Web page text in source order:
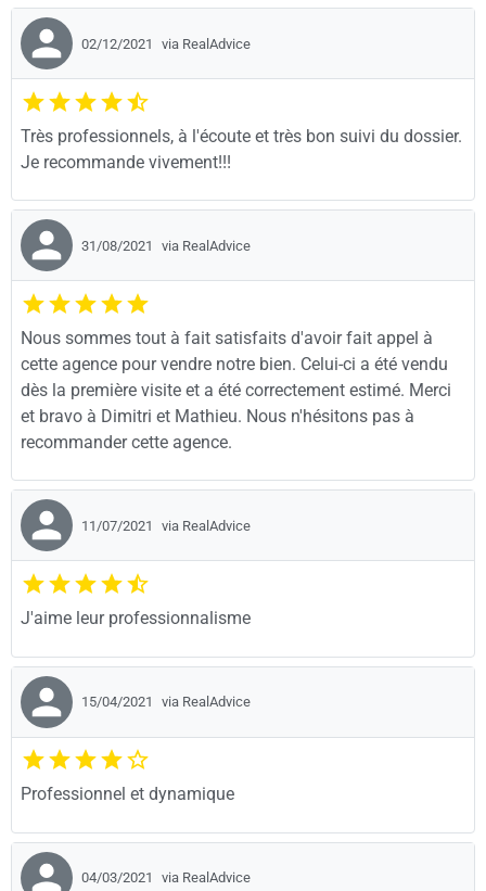
02/12/2021 via RealAdvice
Très professionnels, à l'écoute et très bon suivi du dossier.
Je recommande vivement!!!
31/08/2021 via RealAdvice
Nous sommes tout à fait satisfaits d'avoir fait appel à
cette agence pour vendre notre bien. Celui-ci a été vendu
dès la première visite et a été correctement estimé. Merci
et bravo à Dimitri et Mathieu. Nous n'hésitons pas à
recommander cette agence.
11/07/2021 via RealAdvice
J'aime leur professionnalisme
15/04/2021 via RealAdvice
Professionnel et dynamique
04/03/2021 via RealAdvice